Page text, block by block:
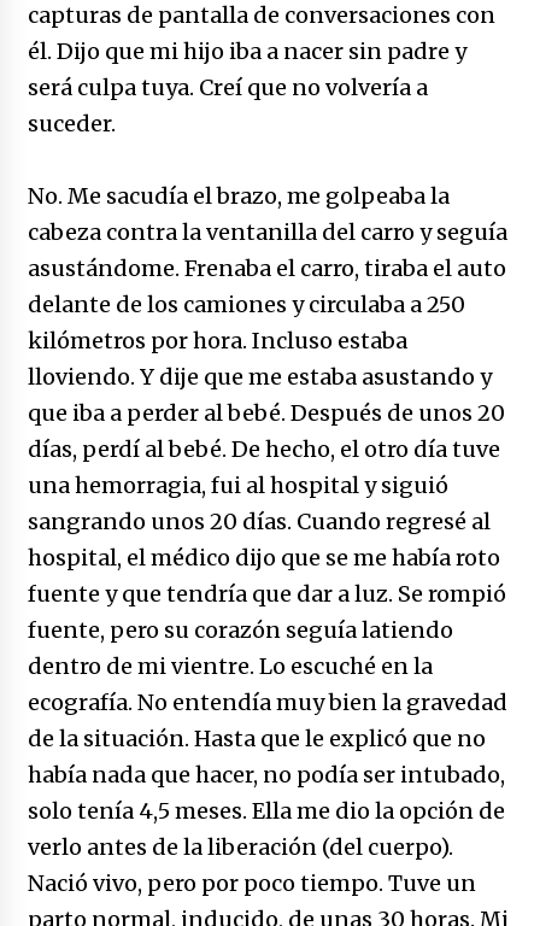
capturas de pantalla de conversaciones con
él. Dijo que mi hijo iba a nacer sin padre y
será culpa tuya. Creí que no volvería a
suceder.
No. Me sacudía el brazo, me golpeaba la
cabeza contra la ventanilla del carro y seguía
asustándome. Frenaba el carro, tiraba el auto
delante de los camiones y circulaba a 250
kilómetros por hora. Incluso estaba
lloviendo. Y dije que me estaba asustando y
que iba a perder al bebé. Después de unos 20
días, perdí al bebé. De hecho, el otro día tuve
una hemorragia, fui al hospital y siguió
sangrando unos 20 días. Cuando regresé al
hospital, el médico dijo que se me había roto
fuente y que tendría que dar a luz. Se rompió
fuente, pero su corazón seguía latiendo
dentro de mi vientre. Lo escuché en la
ecografía. No entendía muy bien la gravedad
de la situación. Hasta que le explicó que no
había nada que hacer, no podía ser intubado,
solo tenía 4,5 meses. Ella me dio la opción de
verlo antes de la liberación (del cuerpo).
Nació vivo, pero por poco tiempo. Tuve un
parto normal, inducido, de unas 30 horas. Mi